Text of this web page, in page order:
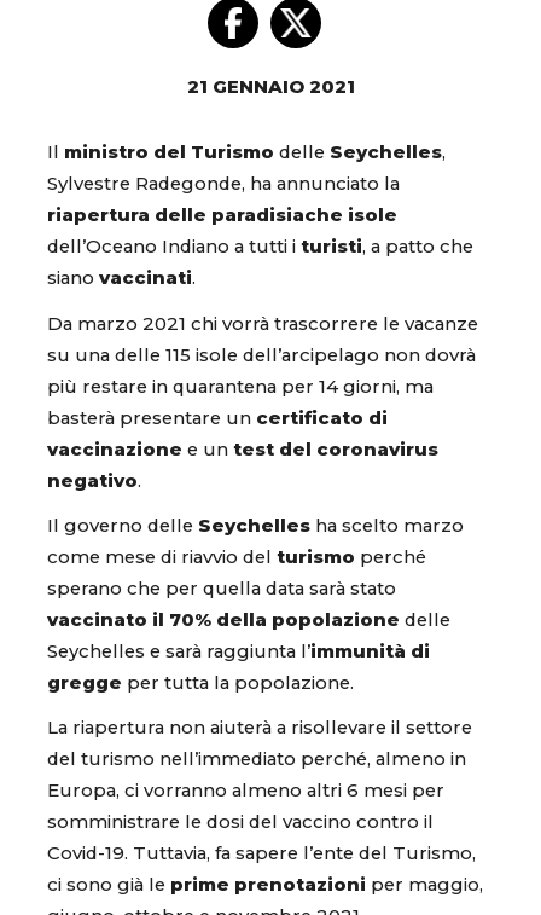
21 GENNAIO 2021
Il ministro del Turismo delle Seychelles,
Sylvestre Radegonde, ha annunciato la
riapertura delle paradisiache isole
dell’Oceano Indiano a tutti i turisti, a patto che
siano vaccinati.
Da marzo 2021 chi vorrà trascorrere le vacanze
su una delle 115 isole dell’arcipelago non dovrà
più restare in quarantena per 14 giorni, ma
basterà presentare un certificato di
vaccinazione e un test del coronavirus
negativo.
Il governo delle Seychelles ha scelto marzo
come mese di riavvio del turismo perché
sperano che per quella data sarà stato
vaccinato il 70% della popolazione delle
Seychelles e sarà raggiunta l’immunità di
gregge per tutta la popolazione.
La riapertura non aiuterà a risollevare il settore
del turismo nell’immediato perché, almeno in
Europa, ci vorranno almeno altri 6 mesi per
somministrare le dosi del vaccino contro il
Covid-19. Tuttavia, fa sapere l’ente del Turismo,
ci sono già le prime prenotazioni per maggio,